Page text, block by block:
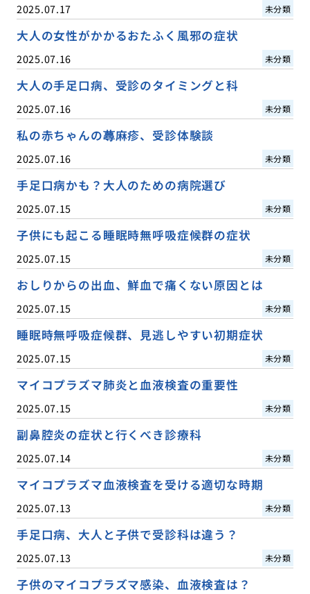
2025.07.17 未分類
大人の女性がかかるおたふく風邪の症状
2025.07.16 未分類
大人の手足口病、受診のタイミングと科
2025.07.16 未分類
私の赤ちゃんの蕁麻疹、受診体験談
2025.07.16 未分類
手足口病かも？大人のための病院選び
2025.07.15 未分類
子供にも起こる睡眠時無呼吸症候群の症状
2025.07.15 未分類
おしりからの出血、鮮血で痛くない原因とは
2025.07.15 未分類
睡眠時無呼吸症候群、見逃しやすい初期症状
2025.07.15 未分類
マイコプラズマ肺炎と血液検査の重要性
2025.07.15 未分類
副鼻腔炎の症状と行くべき診療科
2025.07.14 未分類
マイコプラズマ血液検査を受ける適切な時期
2025.07.13 未分類
手足口病、大人と子供で受診科は違う？
2025.07.13 未分類
子供のマイコプラズマ感染、血液検査は？